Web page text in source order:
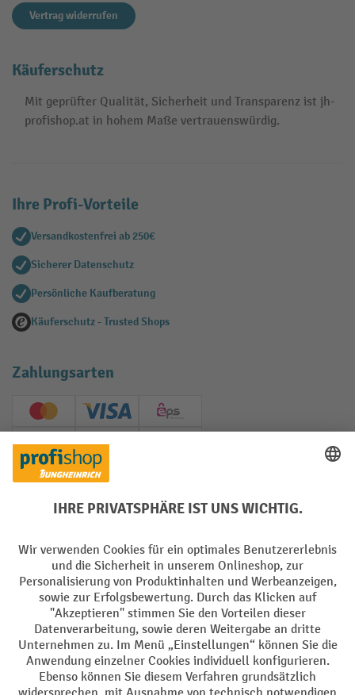
Vertrag widerrufen
Käuferschutz
Mit geprüfter Qualität, Sicherheit und Transparenz ist jh-
profishop.at in hohem Maße vertrauenswürdig.
Ihre Profi-Vorteile
Versandkostenfrei ab 250€
Sicherer Datenschutz
Persönliche Kaufberatung
Käuferschutz - Trusted Shops
Zahlungsarten
Creditcard (Master)Creditcard (Visa)
EPS
PayPal
Soziale Netzwerke
Impressum Datenschutz
Barrierefreiheit Privacy Settings
Alle Preise exkl. gesetzl. Mehrwertsteuer zzgl.Versandkostenund ggf.